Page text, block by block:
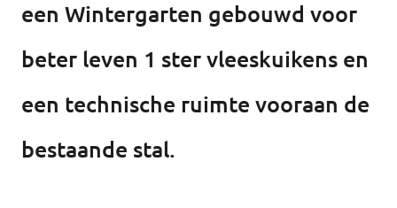
een Wintergarten gebouwd voor
beter leven 1 ster vleeskuikens en
een technische ruimte vooraan de
bestaande stal.